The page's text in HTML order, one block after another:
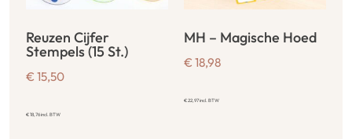
Reuzen Cijfer
Stempels (15 St.)
€ 15,50
€18,76incl. BTW
MH – Magische Hoed
€ 18,98
€22,97incl. BTW